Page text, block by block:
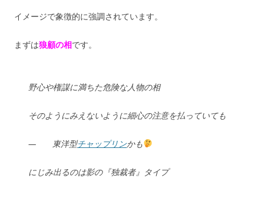
イメージで象徴的に強調されています。
まずは狼顧の相です。
野心や権謀に満ちた危険な人物の相
そのようにみえないように細心の注意を払っていても
— 東洋型チャップリンかも
にじみ出るのは影の『独裁者』タイプ